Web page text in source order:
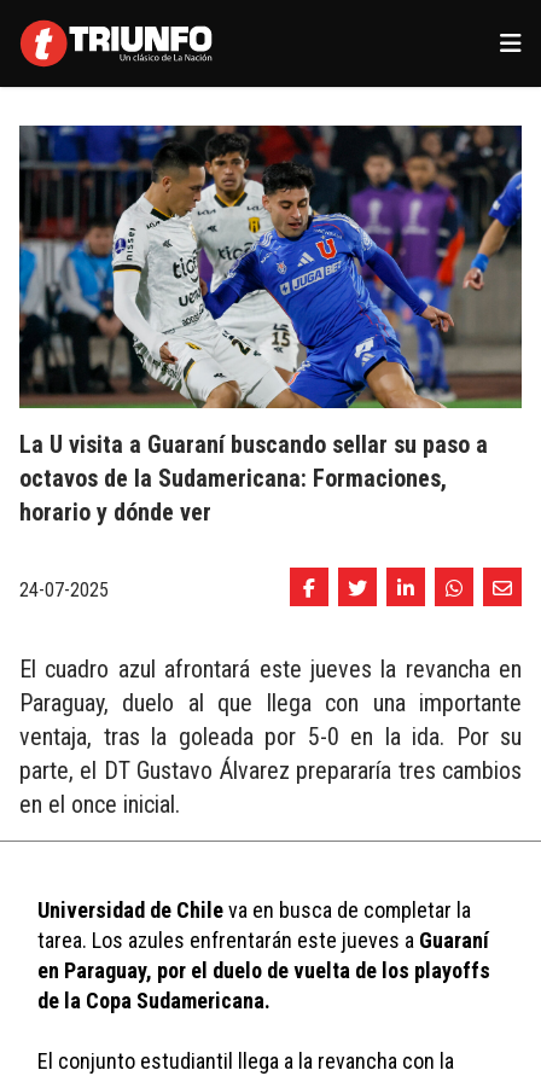
La U visita a Guaraní buscando sellar su paso a
octavos de la Sudamericana: Formaciones,
horario y dónde ver
24-07-2025
El cuadro azul afrontará este jueves la revancha en
Paraguay, duelo al que llega con una importante
ventaja, tras la goleada por 5-0 en la ida. Por su
parte, el DT Gustavo Álvarez prepararía tres cambios
en el once inicial.
Universidad de Chile va en busca de completar la
tarea. Los azules enfrentarán este jueves a Guaraní
en Paraguay, por el duelo de vuelta de los playoffs
de la Copa Sudamericana.
El conjunto estudiantil llega a la revancha con la